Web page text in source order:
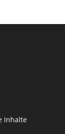
Inhalte